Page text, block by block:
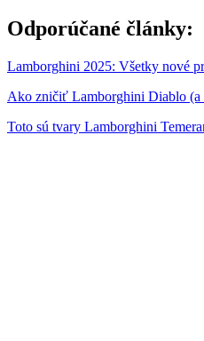
Odporúčané články:
Lamborghini 2025: Všetky nové
Ako zničiť Lamborghini Diablo (a
Toto sú tvary Lamborghini